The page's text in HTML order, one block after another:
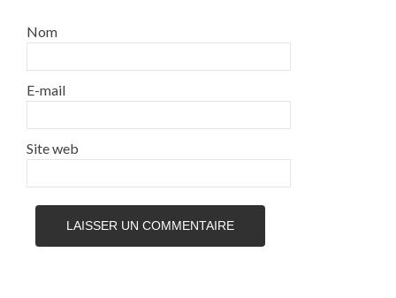
Nom
E-mail
Site web